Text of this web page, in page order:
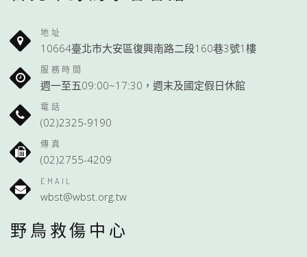
地址
10664臺北市大安區復興南路二段160巷3號1樓
服務時間
週一至五09:00~17:30，週末及國定假日休館
電話
(02)2325-9190
傳真
(02)2755-4209
EMAIL
wbst@wbst.org.tw
野鳥救傷中心